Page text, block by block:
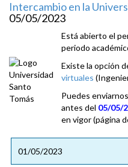
Intercambio en la
05/05/2023
Está abierto el
periodo
Existe la opción
virtuales
Puedes
antes del 05/05/
en vigor (página
01/05/2023